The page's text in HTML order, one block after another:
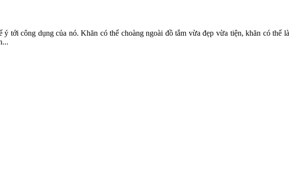
tới công dụng của nó. Khăn có thể choàng ngoài đồ tắm vừa đẹp vừa tiện, khăn có thể